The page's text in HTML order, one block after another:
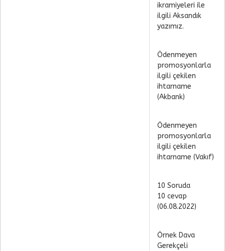
ikramiyeleri ile
ilgili Aksandık
yazımız.
Ödenmeyen
promosyonlarla
ilgili çekilen
ihtarname
(Akbank)
Ödenmeyen
promosyonlarla
ilgili çekilen
ihtarname (Vakıf)
10 Soruda
10 cevap
(06.08.2022)
Örnek Dava
Gerekçeli